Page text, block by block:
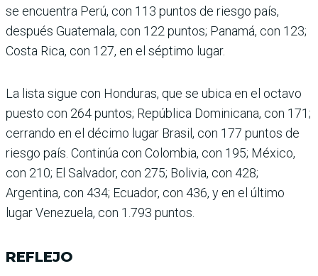
se encuentra Perú, con 113 pun­tos de riesgo país,
después Guatemala, con 122 puntos; Panamá, con 123;
Costa Rica, con 127, en el séptimo lugar.
La lista sigue con Hondu­ras, que se ubica en el octavo
puesto con 264 puntos; República Dominicana, con 171;
cerrando en el décimo lugar Brasil, con 177 puntos de
riesgo país. Continúa con Colombia, con 195; México,
con 210; El Salvador, con 275; Bolivia, con 428;
Argentina, con 434; Ecuador, con 436, y en el último
lugar Venezuela, con 1.793 puntos.
REFLEJO